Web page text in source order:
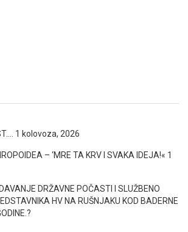
1 kolovoza, 2026
– ‘MRE TA KRV I SVAKA IDEJA!« 1
DRŽAVNE POČASTI I SLUŽBENO
HV NA RUŠNJAKU KOD BADERNE